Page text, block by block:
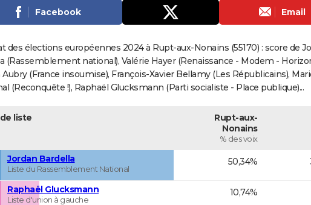
Facebook Email
des élections européennes 2024 à Rupt-aux-Nonains (55170) : score de
(Rassemblement national), Valérie Hayer (Renaissance - Modem -
(France insoumise), François-Xavier Bellamy (Les Républicains),
(Reconquête !), Raphaël Glucksmann (Parti socialiste - Place publique)...
liste
Rupt-aux-
Nonains
% des voix
Jordan Bardella
Liste du Rassemblement National
50,34%
Raphaël Glucksmann
Liste d'union à gauche
10,74%